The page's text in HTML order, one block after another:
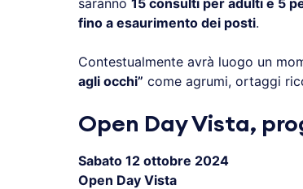
saranno 15 consulti per adulti e 5
fino a esaurimento dei posti.
Contestualmente avrà luogo un
agli occhi” come agrumi, ortaggi
Open Day Vista,
Sabato 12 ottobre 2024
Open Day Vista